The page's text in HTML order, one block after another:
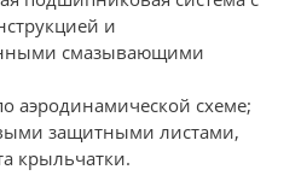
и
смазывающими
аэродинамической схеме;
защитными листами,
крыльчатки.